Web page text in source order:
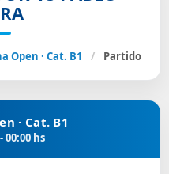
Open · Cat. B1 / Partido
· Cat. B1
00:00 hs